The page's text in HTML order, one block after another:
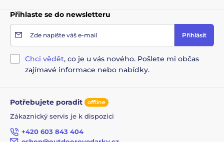
Přihlaste se do newsletteru
Zde napište váš e-mail Přihlásit
Chci vědět, co je u vás nového. Pošlete mi občas
zajímavé informace nebo nabídky.
Potřebujete poradit offline
Zákaznický servis je k dispozici
+420 603 843 404